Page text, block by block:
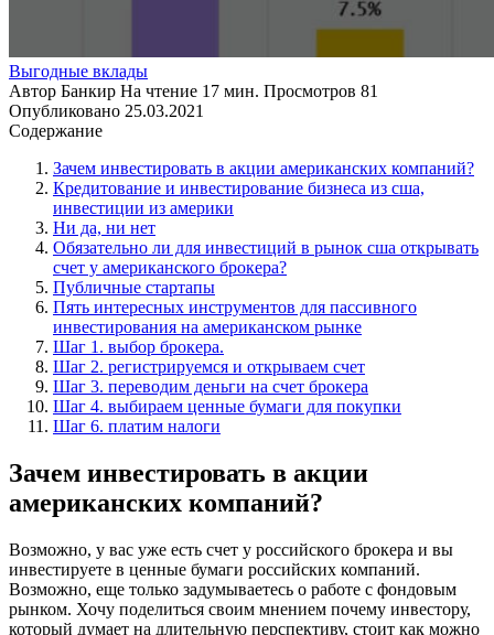
Выгодные вклады
Автор Банкир На чтение 17 мин. Просмотров 81
Опубликовано 25.03.2021
Содержание
Зачем инвестировать в акции американских компаний?
Кредитование и инвестирование бизнеса из сша,
инвестиции из америки
Ни да, ни нет
Обязательно ли для инвестиций в рынок сша открывать
счет у американского брокера?
Публичные стартапы
Пять интересных инструментов для пассивного
инвестирования на американском рынке
Шаг 1. выбор брокера.
Шаг 2. регистрируемся и открываем счет
Шаг 3. переводим деньги на счет брокера
Шаг 4. выбираем ценные бумаги для покупки
Шаг 6. платим налоги
Зачем инвестировать в акции
американских компаний?
Возможно, у вас уже есть счет у российского брокера и вы
инвестируете в ценные бумаги российских компаний.
Возможно, еще только задумываетесь о работе с фондовым
рынком. Хочу поделиться своим мнением почему инвестору,
который думает на длительную перспективу, стоит как можно